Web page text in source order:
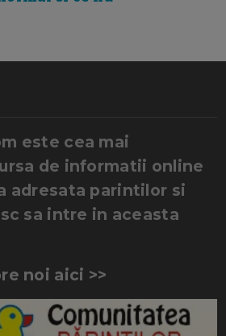
este cea mai
de informatii online
adresata parintilor si
sa intre in aceasta
noi aici >>